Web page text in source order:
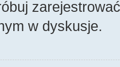
w dyskusje.